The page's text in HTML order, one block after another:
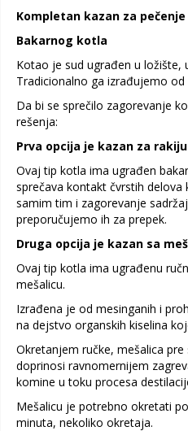
Kompletan kazan za
Bakarnog kotla
Kotao je sud ugrađen u ložište,
Tradicionalno ga izrađujemo od
Da bi se sprečilo zagorevanje
rešenja:
Prva opcija je kazan za
Ovaj tip kotla ima ugrađen
sprečava kontakt čvrstih delova
samim tim i zagorevanje
preporučujemo ih za prepek.
Druga opcija je kazan sa
Ovaj tip kotla ima ugrađenu
mešalicu.
Izrađena je od mesinganih i
na dejstvo organskih kiselina
Okretanjem ručke, mešalica
doprinosi ravnomernijem
komine u toku procesa
Mešalicu je potrebno okretati
minuta, nekoliko okretaja.